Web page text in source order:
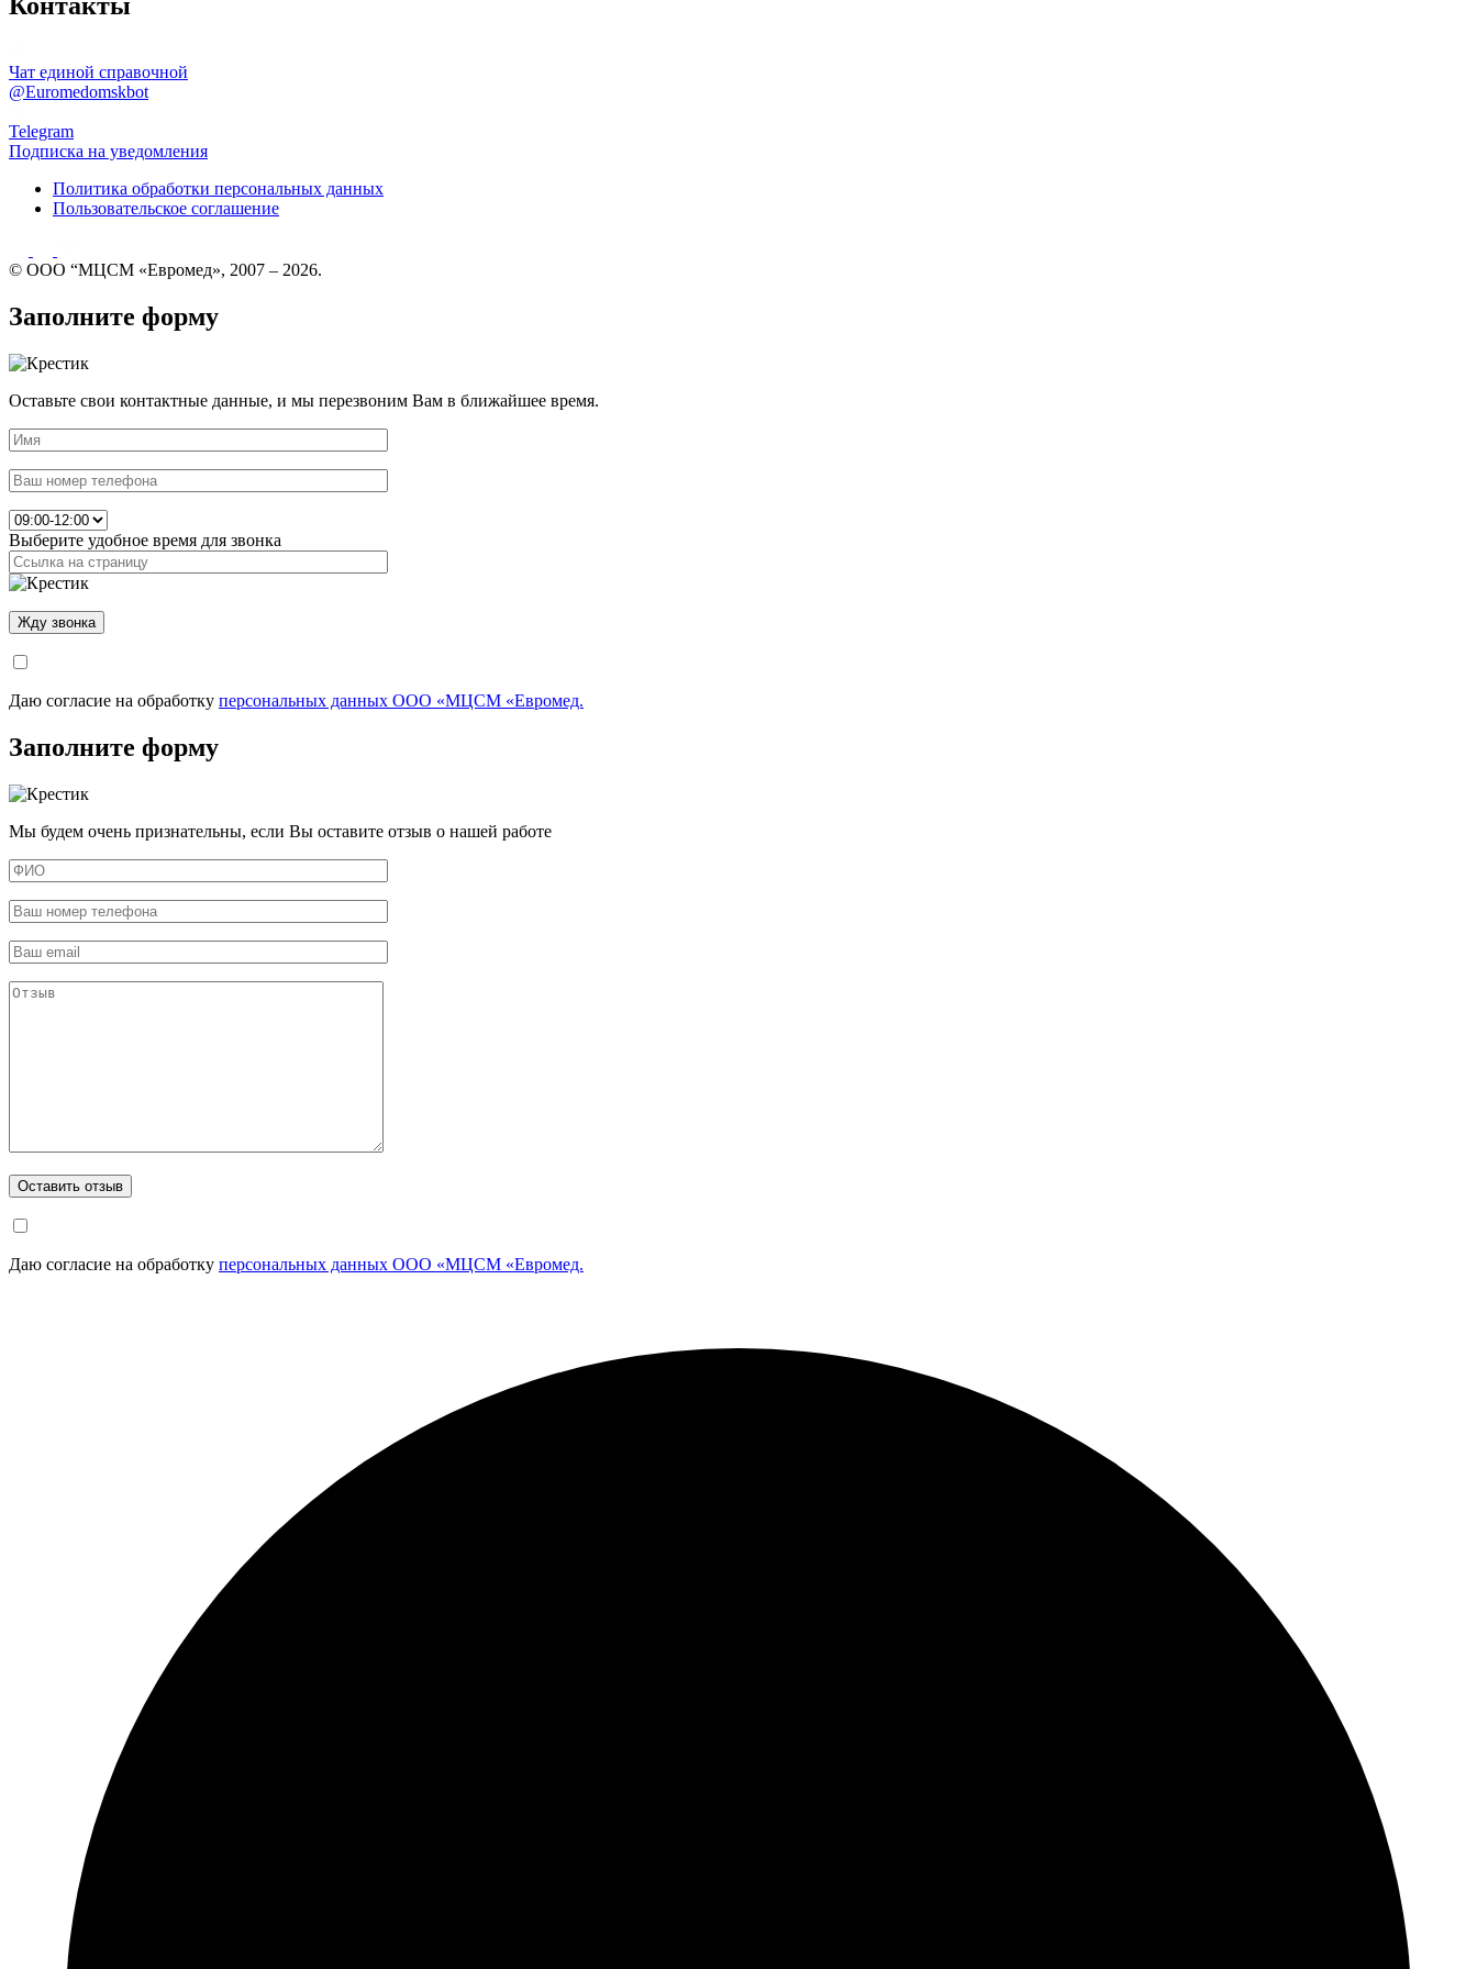
Чат единой справочной
@Euromedomskbot
Telegram
Подписка на уведомления
Политика обработки персональных данных
Пользовательское соглашение
© ООО “МЦСМ «Евромед», 2007 – 2026.
Заполните форму
Оставьте свои контактные данные, и мы перезвоним Вам в ближайшее время.
Выберите удобное время для звонка
Даю согласие на обработку персональных данных ООО «МЦСМ «Евромед.
Заполните форму
Мы будем очень признательны, если Вы оставите отзыв о нашей работе
Даю согласие на обработку персональных данных ООО «МЦСМ «Евромед.